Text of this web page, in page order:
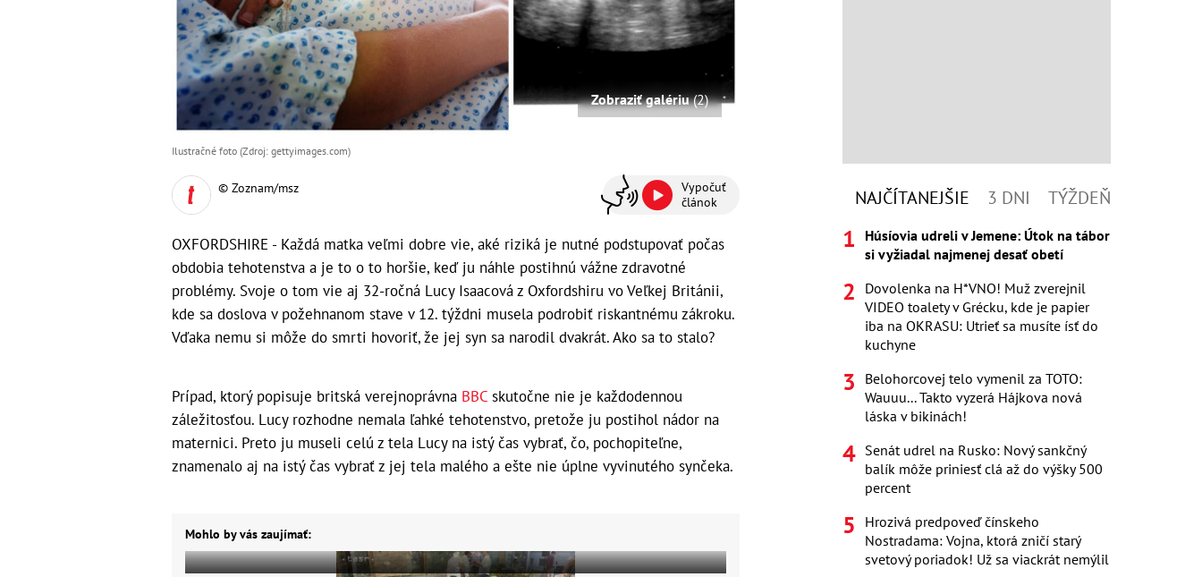
Zobraziť galériu(2)
Ilustračné foto (Zdroj: gettyimages.com)
© Zoznam/msz
Vypočuť
článok
OXFORDSHIRE - Každá matka veľmi dobre vie, aké riziká je nutné podstupovať počas
obdobia tehotenstva a je to o to horšie, keď ju náhle postihnú vážne zdravotné
problémy. Svoje o tom vie aj 32-ročná Lucy Isaacová z Oxfordshiru vo Veľkej Británii,
kde sa doslova v požehnanom stave v 12. týždni musela podrobiť riskantnému zákroku.
Vďaka nemu si môže do smrti hovoriť, že jej syn sa narodil dvakrát. Ako sa to stalo?
Prípad, ktorý popisuje britská verejnoprávna BBC skutočne nie je každodennou
záležitosťou. Lucy rozhodne nemala ľahké tehotenstvo, pretože ju postihol nádor na
maternici. Preto ju museli celú z tela Lucy na istý čas vybrať, čo, pochopiteľne,
znamenalo aj na istý čas vybrať z jej tela malého a ešte nie úplne vyvinutého synčeka.
Mohlo by vás zaujímať:
NAJČÍTANEJŠIE 3 DNI TÝŽDEŇ
Húsíovia udreli v Jemene: Útok na tábor
si vyžiadal najmenej desať obetí
Dovolenka na H*VNO! Muž zverejnil
VIDEO toalety v Grécku, kde je papier
iba na OKRASU: Utrieť sa musíte ísť do
kuchyne
Belohorcovej telo vymenil za TOTO:
Wauuu... Takto vyzerá Hájkova nová
láska v bikinách!
Senát udrel na Rusko: Nový sankčný
balík môže priniesť clá až do výšky 500
percent
Hrozivá predpoveď čínskeho
Nostradama: Vojna, ktorá zničí starý
svetový poriadok! Už sa viackrát nemýlil